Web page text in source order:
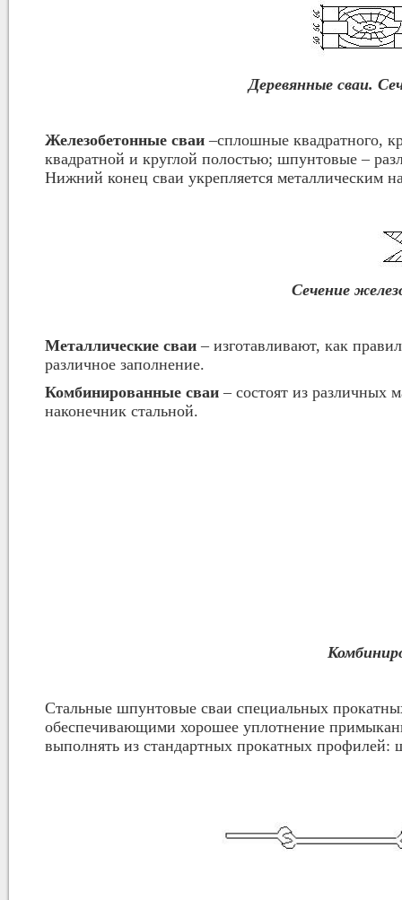
Деревянные сваи.
Железобетонные сваи –сплошные квадратного,
квадратной и круглой полостью; шпунтовые –
Нижний конец сваи укрепляется металлическим
Сечение
Металлические сваи – изготавливают, как
различное заполнение.
Комбинированные сваи – состоят из различных
наконечник стальной.
Стальные шпунтовые сваи специальных
обеспечивающими хорошее уплотнение
выполнять из стандартных прокатных профилей: